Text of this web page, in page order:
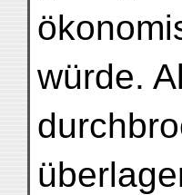
würde.